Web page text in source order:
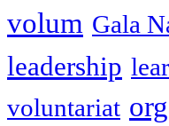
volum Gala
leadership
voluntariat